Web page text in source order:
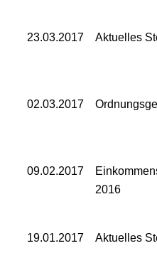
23.03.2017 Aktuelles
02.03.2017
09.02.2017
2016
19.01.2017 Aktuelles